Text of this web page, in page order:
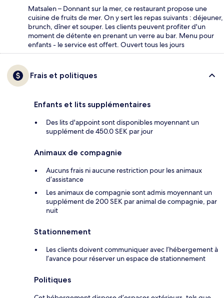
Matsalen – Donnant sur la mer, ce restaurant propose une
cuisine de fruits de mer. On y sert les repas suivants : déjeuner,
brunch, dîner et souper. Les clients peuvent profiter d'un
moment de détente en prenant un verre au bar. Menu pour
enfants - le service est offert. Ouvert tous les jours
Frais et politiques
Enfants et lits supplémentaires
Des lits d'appoint sont disponibles moyennant un
supplément de 450.0 SEK par jour
Animaux de compagnie
Aucuns frais ni aucune restriction pour les animaux
d’assistance
Les animaux de compagnie sont admis moyennant un
supplément de 200 SEK par animal de compagnie, par
nuit
Stationnement
Les clients doivent communiquer avec l’hébergement à
l’avance pour réserver un espace de stationnement
Politiques